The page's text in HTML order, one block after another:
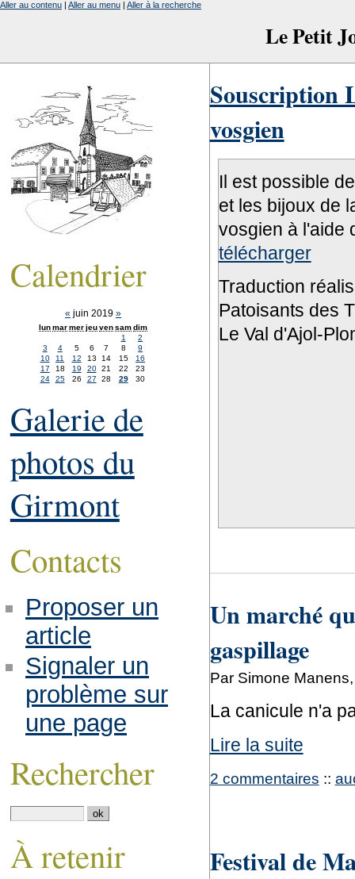
Le Petit
Aller au contenu | Aller au menu | Aller à la recherche
Souscription
vosgien
Il est possible
et les bijoux de
vosgien à l'aide
télécharger
Traduction
Patoisants des
Le Val d'Ajol-
Un marché
gaspillage
Par Simone
La canicule n'a
Lire la suite
2 commentaires ::
Festival de
Calendrier
« juin 2019»
lunmarmerjeuvensamdim
1
2
3
4 5 6 7 8
9
10
11 12 13 14 15
16
17
18 19 20 21 22
23
24
25 26 27 28 29 30
Galerie de
photos du
Girmont
Contacts
Proposer un
article
Signaler un
problème sur
une page
Rechercher
À retenir